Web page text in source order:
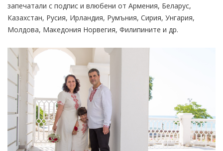
запечатали с подпис и влюбени от Армения, Беларус,
Казахстан, Русия, Ирландия, Румъния, Сирия, Унгария,
Молдова, Македония Норвегия, Филипините и др.